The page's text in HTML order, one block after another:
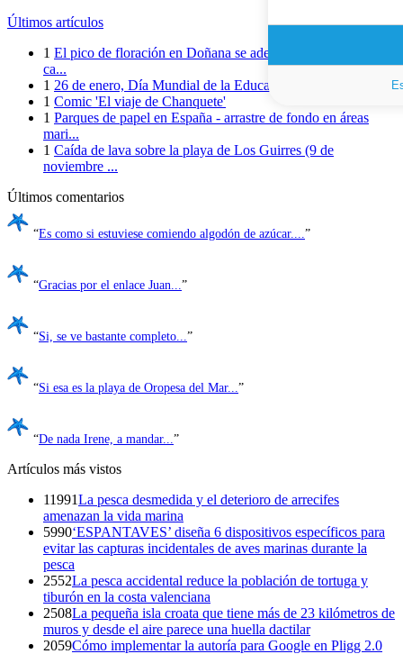
Últimos artículos
1 El pico de floración en Doñana se adelanta 22 días por el
ca...
1 26 de enero, Día Mundial de la Educación Ambiental
1 Comic 'El viaje de Chanquete'
1 Parques de papel en España - arrastre de fondo en áreas
mari...
1 Caída de lava sobre la playa de Los Guirres (9 de
noviembre ...
Últimos comentarios
“Es como si estuviese comiendo algodón de azúcar....”
“Gracias por el enlace Juan... ”
“Si, se ve bastante completo... ”
“Si esa es la playa de Oropesa del Mar... ”
“De nada Irene, a mandar... ”
Artículos más vistos
11991La pesca desmedida y el deterioro de arrecifes
amenazan la vida marina
5990‘ESPANTAVES’ diseña 6 dispositivos específicos para
evitar las capturas incidentales de aves marinas durante la
pesca
2552La pesca accidental reduce la población de tortuga y
tiburón en la costa valenciana
2508La pequeña isla croata que tiene más de 23 kilómetros de
muros y desde el aire parece una huella dactilar
2059Cómo implementar la autoría para Google en Pligg 2.0